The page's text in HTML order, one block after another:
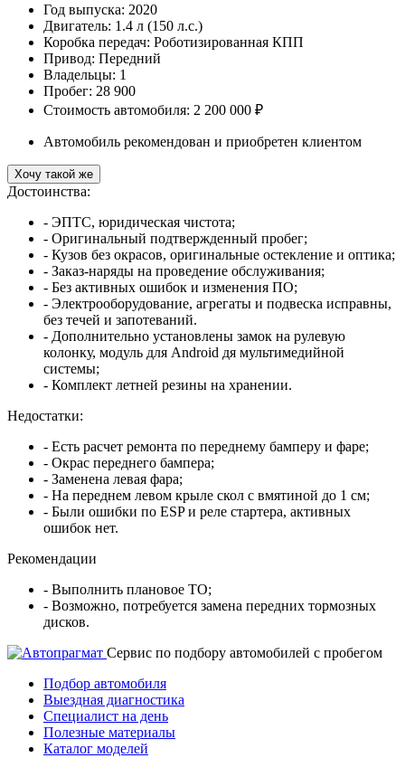
Год выпуска: 2020
Двигатель: 1.4 л (150 л.с.)
Коробка передач: Роботизированная КПП
Привод: Передний
Владельцы: 1
Пробег: 28 900
Стоимость автомобиля: 2 200 000 ₽
Автомобиль рекомендован и приобретен клиентом
Хочу такой же
Достоинства:
- ЭПТС, юридическая чистота;
- Оригинальный подтвержденный пробег;
- Кузов без окрасов, оригинальные остекление и оптика;
- Заказ-наряды на проведение обслуживания;
- Без активных ошибок и изменения ПО;
- Электрооборудование, агрегаты и подвеска исправны,
без течей и запотеваний.
- Дополнительно установлены замок на рулевую
колонку, модуль для Android дя мультимедийной
системы;
- Комплект летней резины на хранении.
Недостатки:
- Есть расчет ремонта по переднему бамперу и фаре;
- Окрас переднего бампера;
- Заменена левая фара;
- На переднем левом крыле скол с вмятиной до 1 см;
- Были ошибки по ESP и реле стартера, активных
ошибок нет.
Рекомендации
- Выполнить плановое ТО;
- Возможно, потребуется замена передних тормозных
дисков.
Cервис по подбору автомобилей с пробегом
Подбор автомобиля
Выездная диагностика
Специалист на день
Полезные материалы
Каталог моделей